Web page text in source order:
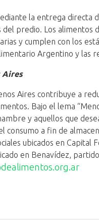
la entrega directa
predio. Los alimentos
y cumplen con los
Argentino y las
Aires
Aires contribuye a
Bajo el lema
y aquellos que
consumo a fin de
ubicados en Capital
en Benavídez,